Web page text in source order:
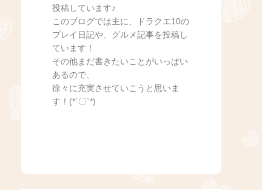
投稿しています♪
このブログでは主に、ドラクエ10の
プレイ日記や、グルメ記事を投稿し
ています！
その他まだ書きたいことがいっぱい
あるので、
徐々に充実させていこうと思いま
す！(*´〇`*)